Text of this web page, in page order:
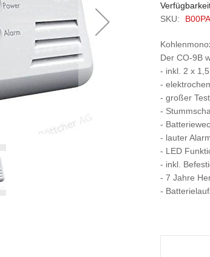
SKU:
Der CO-9B
- inkl. 2 x
-
- großer
-
-
- lauter
- LED
- inkl.
- 7 Jahre
-